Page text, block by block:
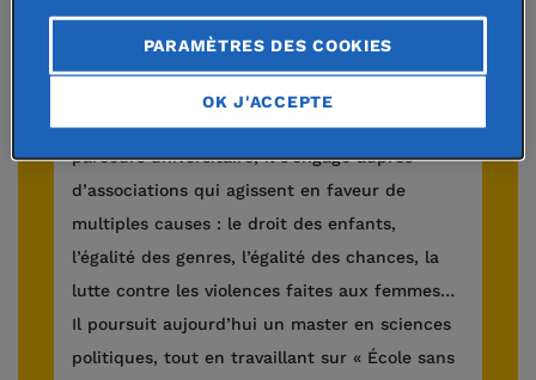
fortes inégalités et des situations de violence,
Auel Mitchiel a très tôt compris que
transformation sociale. Tout au long de son
parcours universitaire, il s’engage auprès
d’associations qui agissent en faveur de
multiples causes : le droit des enfants,
l’égalité des genres, l’égalité des chances, la
lutte contre les violences faites aux femmes…
Il poursuit aujourd’hui un master en sciences
politiques, tout en travaillant sur « École sans
PARAMÈTRES DES COOKIES
OK J'ACCEPTE